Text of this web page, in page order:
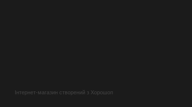
Інтернет-магазин створений з Хорошоп